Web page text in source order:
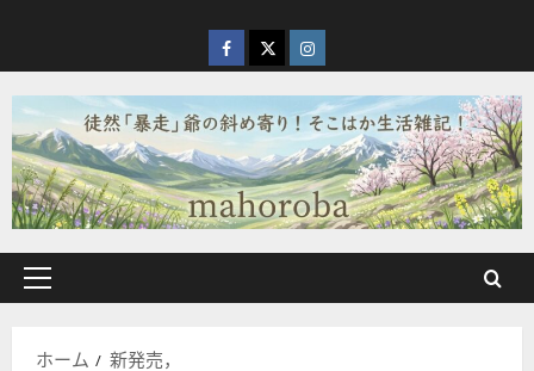
を
ス
キ
ッ
プ
facebook
X Instagram
メ
ン
ホーム 新発売，